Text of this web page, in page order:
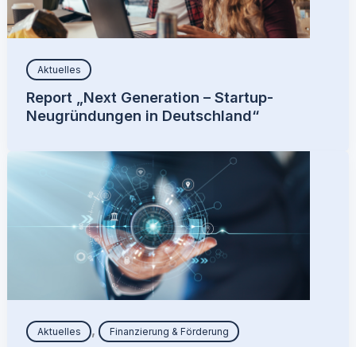
Aktuelles
Report „Next Generation – Startup-
Neugründungen in Deutschland“
Aktuelles , Finanzierung & Förderung